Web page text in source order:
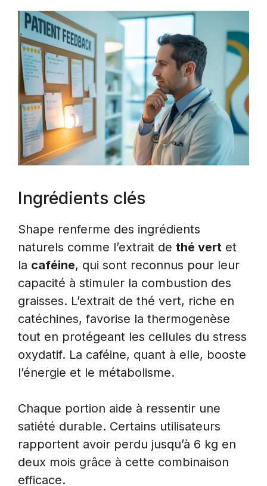
Ingrédients clés
Shape renferme des ingrédients
naturels comme l’extrait de thé vert et
la caféine, qui sont reconnus pour leur
capacité à stimuler la combustion des
graisses. L’extrait de thé vert, riche en
catéchines, favorise la thermogenèse
tout en protégeant les cellules du stress
oxydatif. La caféine, quant à elle, booste
l’énergie et le métabolisme.
Chaque portion aide à ressentir une
satiété durable. Certains utilisateurs
rapportent avoir perdu jusqu’à 6 kg en
deux mois grâce à cette combinaison
efficace.